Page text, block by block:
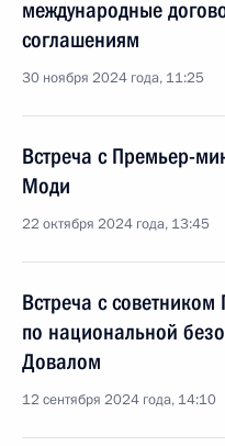
международные
соглашениям
30 ноября 2024 года, 11:25
Встреча с Премьер-
Моди
22 октября 2024 года, 13:45
Встреча с
по национальной
Довалом
12 сентября 2024 года, 14:10